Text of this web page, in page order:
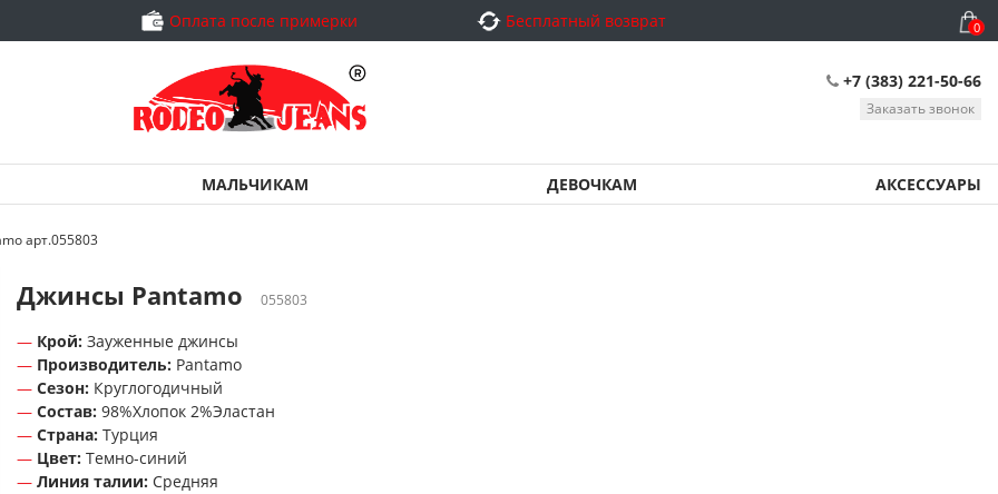
Оплата после примерки Бесплатный возврат 0
+7 (383) 221-50-66
Заказать звонок
МАЛЬЧИКАМ ДЕВОЧКАМ АКСЕССУАРЫ
арт.055803
Джинсы Pantamo 055803
Крой: Зауженные джинсы
Производитель: Pantamo
Сезон: Круглогодичный
Состав: 98%Хлопок 2%Эластан
Страна: Турция
Цвет: Темно-синий
Линия талии: Средняя